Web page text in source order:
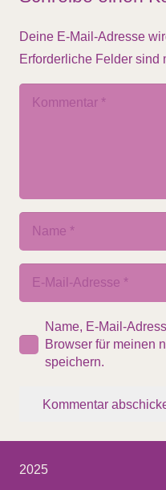
Deine E-Mail-Adresse
Erforderliche Felder sind
Name, E-Mail-
Browser für meinen
speichern.
Kommentar
2025